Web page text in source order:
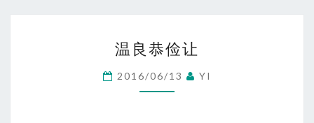
良
恭
俭
温良恭俭让
2016/06/13 YI